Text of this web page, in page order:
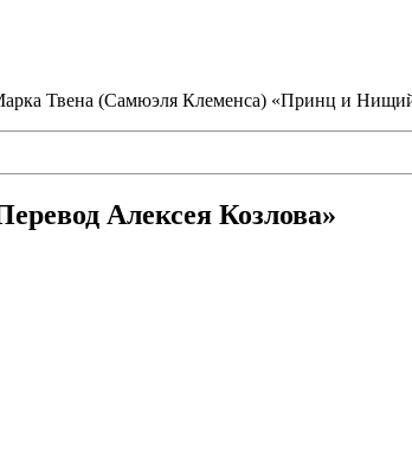
Твена (Самюэля Клеменса) «Принц и
Алексея Козлова»